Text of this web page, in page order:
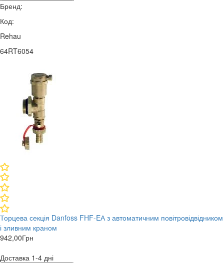
Бренд:
Код:
Rehau
64RT6054
Торцева секція Danfoss FHF-EА з автоматичним повітровідвідником
і зливним краном
942,00Грн
Доставка 1-4 дні